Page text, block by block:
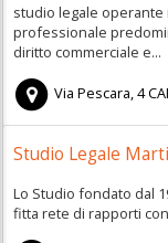
studio legale operante
professionale
diritto commerciale e...
Via Pescara, 4
Studio Legale
Lo Studio fondato dal
fitta rete di rapporti